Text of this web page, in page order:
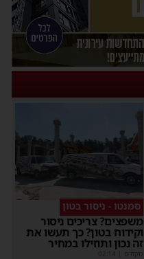
סמנטו - ניסור בטון
משפצים? צריכים ניסור
וקידוח בטון? כך תעשו את
זה נכון ותוזילו במחיר
מקודם